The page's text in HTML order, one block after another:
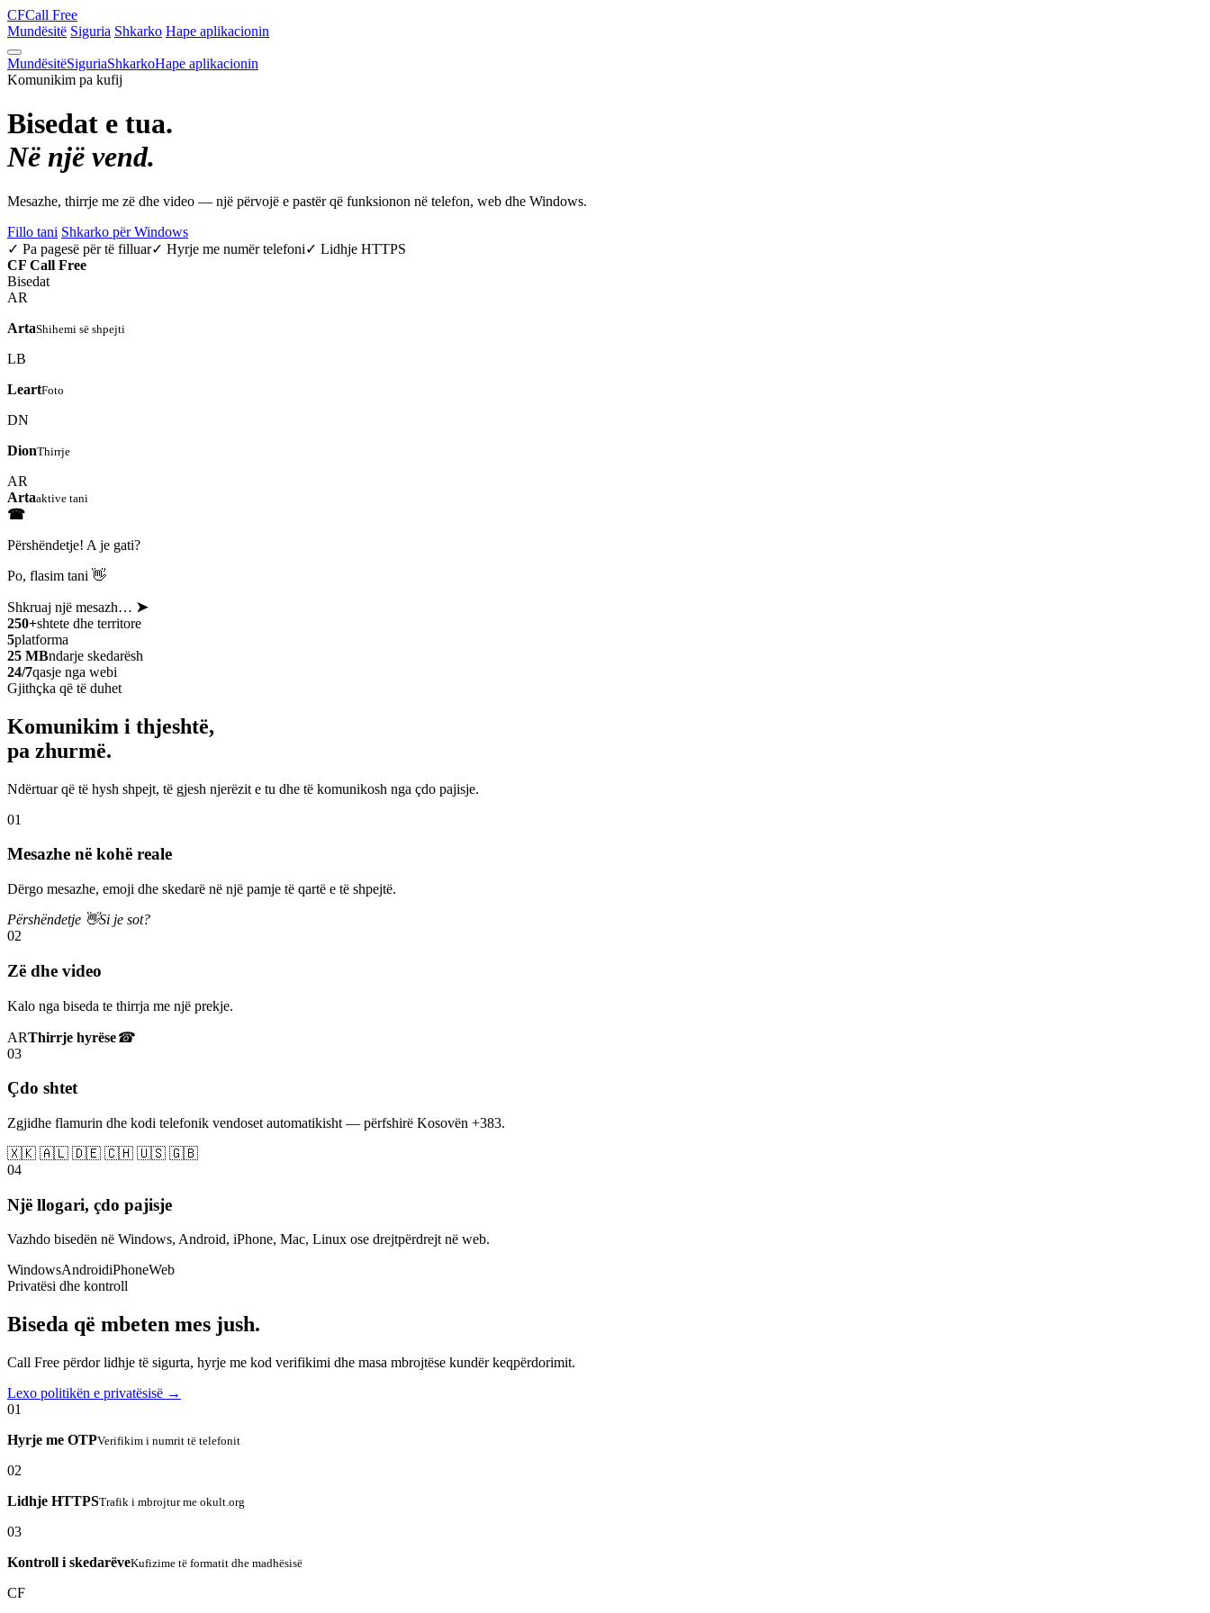
CFCall Free
Mundësitë Siguria Shkarko Hape aplikacionin
MundësitëSiguriaShkarkoHape aplikacionin
Komunikim pa kufij
Bisedat e tua.
Në një vend.
Mesazhe, thirrje me zë dhe video — një përvojë e pastër që funksionon në telefon, web dhe Windows.
Fillo tani Shkarko për Windows
✓ Pa pagesë për të filluar✓ Hyrje me numër telefoni✓ Lidhje HTTPS
CF Call Free
Bisedat
AR
ArtaShihemi së shpejti
LB
LeartFoto
DN
DionThirrje
AR
Artaaktive tani
☎
Përshëndetje! A je gati?
Po, flasim tani 👋
Shkruaj një mesazh… ➤
250+shtete dhe territore
5platforma
25 MBndarje skedarësh
24/7qasje nga webi
Gjithçka që të duhet
Komunikim i thjeshtë,
pa zhurmë.
Ndërtuar që të hysh shpejt, të gjesh njerëzit e tu dhe të komunikosh nga çdo pajisje.
01
Mesazhe në kohë reale
Dërgo mesazhe, emoji dhe skedarë në një pamje të qartë e të shpejtë.
Përshëndetje 👋Si je sot?
02
Zë dhe video
Kalo nga biseda te thirrja me një prekje.
ARThirrje hyrëse☎
03
Çdo shtet
Zgjidhe flamurin dhe kodi telefonik vendoset automatikisht — përfshirë Kosovën +383.
🇽🇰 🇦🇱 🇩🇪 🇨🇭 🇺🇸 🇬🇧
04
Një llogari, çdo pajisje
Vazhdo bisedën në Windows, Android, iPhone, Mac, Linux ose drejtpërdrejt në web.
WindowsAndroidiPhoneWeb
Privatësi dhe kontroll
Biseda që mbeten mes jush.
Call Free përdor lidhje të sigurta, hyrje me kod verifikimi dhe masa mbrojtëse kundër keqpërdorimit.
Lexo politikën e privatësisë →
01
Hyrje me OTPVerifikim i numrit të telefonit
02
Lidhje HTTPSTrafik i mbrojtur me okult.org
03
Kontroll i skedarëveKufizime të formatit dhe madhësisë
CF